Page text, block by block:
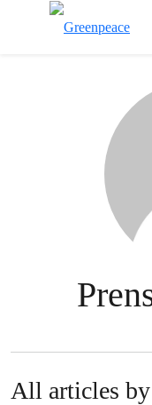
All articles by